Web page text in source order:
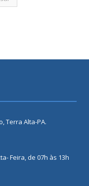
Terra Alta-PA.
Feira, de 07h às 13h